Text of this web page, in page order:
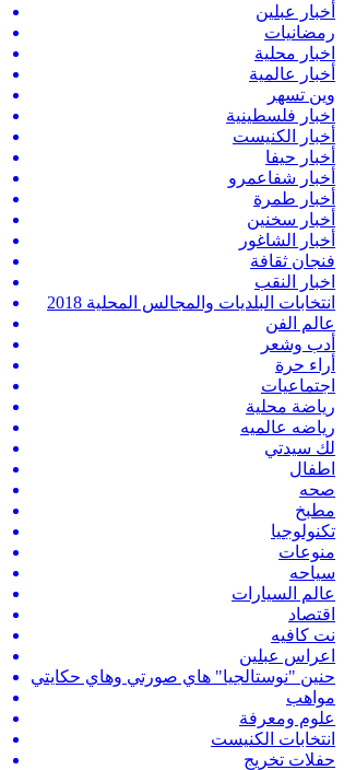
أخبار عبلين
رمضانيات
اخبار محلية
أخبار عالمية
وين تسهر
اخبار فلسطينية
أخبار الكنيست
أخبار حيفا
أخبار شفاعمرو
أخبار طمرة
أخبار سخنين
أخبار الشاغور
فنجان ثقافة
اخبار النقب
انتخابات البلديات والمجالس المحلية 2018
عالم الفن
أدب وشعر
أراء حرة
اجتماعيات
رياضة محلية
رياضه عالميه
لك سيدتي
اطفال
صحه
مطبخ
تكنولوجيا
منوعات
سياحه
عالم السيارات
اقتصاد
نت كافيه
اعراس عبلين
حنين "نوستالجيا" هاي صورتي وهاي حكايتي
مواهب
علوم ومعرفة
انتخابات الكنيست
حفلات تخريج